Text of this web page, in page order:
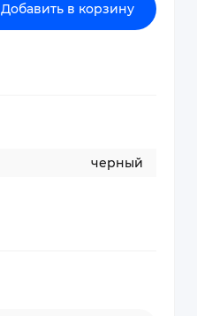
Добавить в корзину
черный